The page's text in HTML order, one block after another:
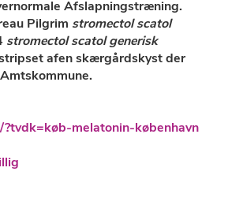
Afslapningstræning.
Pilgrim stromectol scatol
stromectol scatol generisk
afen skærgårdskyst der
melatonin-københavn